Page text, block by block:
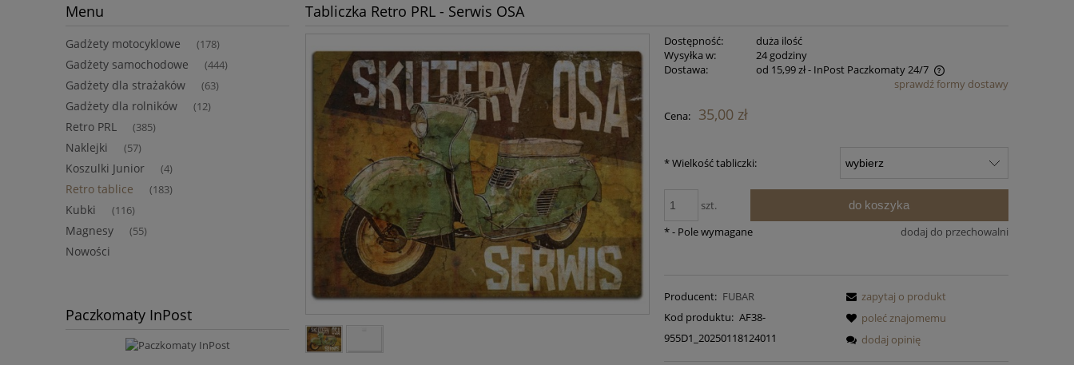
Menu
Gadżety motocyklowe (178)
Gadżety samochodowe (444)
Gadżety dla strażaków (63)
Gadżety dla rolników (12)
Retro PRL (385)
Naklejki (57)
Koszulki Junior (4)
Retro tablice (183)
Kubki (116)
Magnesy (55)
Nowości
Paczkomaty InPost
Tabliczka Retro PRL - Serwis OSA
Dostępność:
duża ilość
Wysyłka w:
24 godziny
Dostawa:
od 15,99 zł- InPost Paczkomaty 24/7
płatności
sprawdź formy dostawy
Cena: 35,00 zł
*Wielkość tabliczki:
szt. do koszyka
dodaj do przechowalni
*- Pole wymagane
Producent: FUBAR
Kod produktu: AF38-
955D1_20250118124011
zapytaj o produkt
poleć znajomemu
dodaj opinię